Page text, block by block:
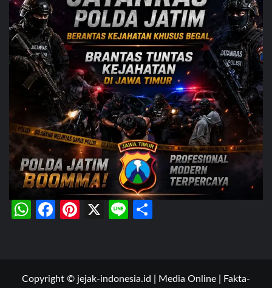
WhatsApp
Facebook
Pinterest
X Line
Copyright © jejak-indonesia.id | Media Online | Fakta-